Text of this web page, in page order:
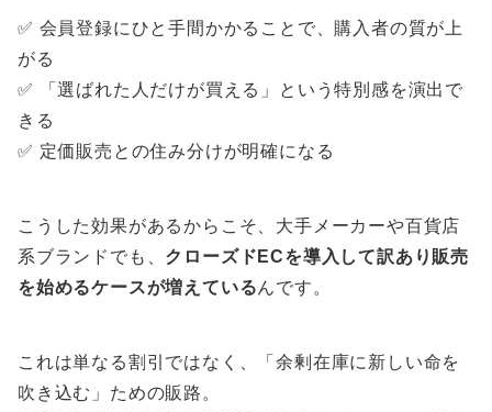
✅ 会員登録にひと手間かかることで、購入者の質が上
がる
✅ 「選ばれた人だけが買える」という特別感を演出で
きる
✅ 定価販売との住み分けが明確になる
こうした効果があるからこそ、大手メーカーや百貨店
系ブランドでも、 クローズドECを導入して訳あり販売
を始めるケースが増えているんです。
これは単なる割引ではなく、「余剰在庫に新しい命を
吹き込む」ための販路。